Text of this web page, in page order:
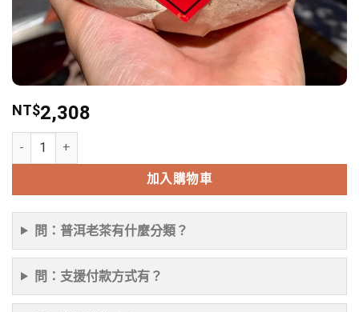
NT$2,308
08年冰島古樹老白茶一斤一個老白茶 數量
加入購物車
問：普洱老茶有什麼分類？
問：支援付款方式有？